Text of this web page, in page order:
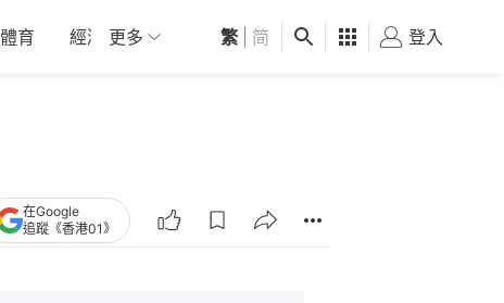
體育 經濟 01深圳 觀點 健康 好食玩飛
更多 繁 简 登入
在Google
追蹤《香港01》